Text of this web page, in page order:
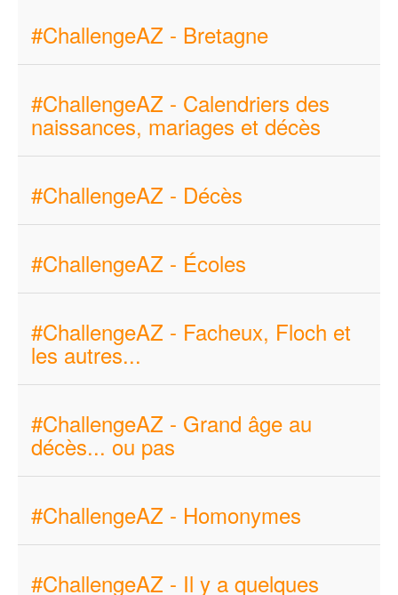
#ChallengeAZ - Bretagne
#ChallengeAZ - Calendriers des
naissances, mariages et décès
#ChallengeAZ - Décès
#ChallengeAZ - Écoles
#ChallengeAZ - Facheux, Floch et
les autres...
#ChallengeAZ - Grand âge au
décès... ou pas
#ChallengeAZ - Homonymes
#ChallengeAZ - Il y a quelques